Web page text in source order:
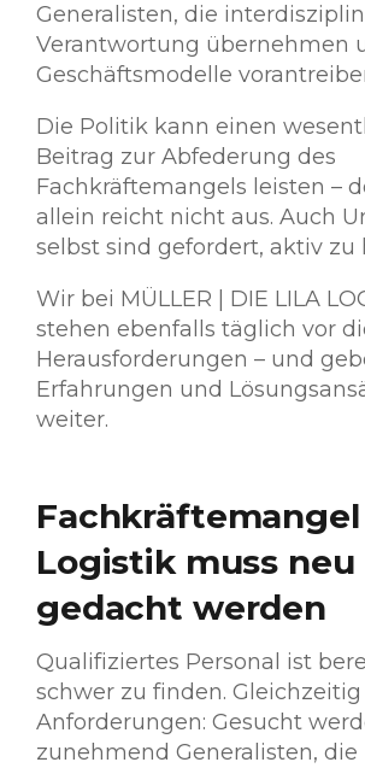
Generalisten, die
Verantwortung übernehmen
Geschäftsmodelle
Die Politik kann einen
Beitrag zur Abfederung des
Fachkräftemangels leisten –
allein reicht nicht aus. Auch
selbst sind gefordert, aktiv zu
Wir bei MÜLLER | DIE LILA
stehen ebenfalls täglich vor
Herausforderungen – und
Erfahrungen und
weiter.
Logistik muss neu
gedacht werden
Qualifiziertes Personal ist
schwer zu finden.
Anforderungen: Gesucht
zunehmend Generalisten, die